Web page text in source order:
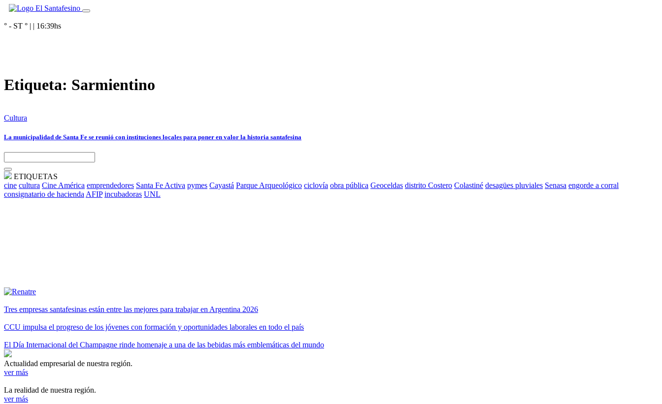
° - ST ° | | 16:39hs
Etiqueta: Sarmientino
Cultura
La municipalidad de Santa Fe se reunió con instituciones locales para poner en valor la historia santafesina
ETIQUETAS
cine cultura Cine América emprendedores Santa Fe Activa pymes Cayastá Parque Arqueológico ciclovía obra pública Geoceldas distrito Costero Colastiné desagües pluviales Senasa engorde a corral
consignatario de hacienda AFIP incubadoras UNL
Tres empresas santafesinas están entre las mejores para trabajar en Argentina 2026
CCU impulsa el progreso de los jóvenes con formación y oportunidades laborales en todo el país
El Día Internacional del Champagne rinde homenaje a una de las bebidas más emblemáticas del mundo
Actualidad empresarial de nuestra región.
ver más
La realidad de nuestra región.
ver más